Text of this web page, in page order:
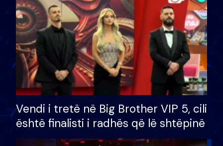
Vendi i tretë në Big Brother VIP 5, cili
është finalisti i radhës që lë shtëpinë